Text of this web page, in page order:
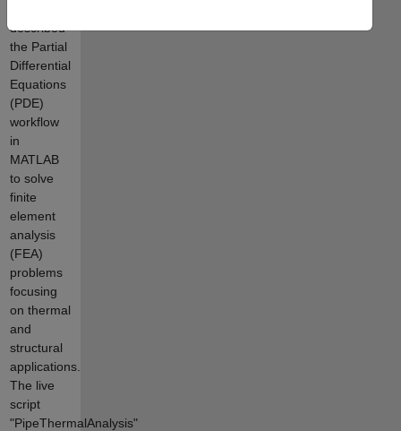
described
the Partial
Differential
Equations
(PDE)
workflow
in
MATLAB
to solve
finite
element
analysis
(FEA)
problems
focusing
on thermal
and
structural
applications.
The live
script
"PipeThermalAnalysis"